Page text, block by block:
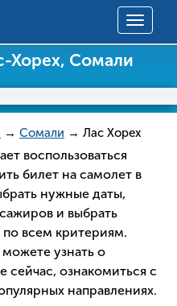
Toggle
Хорех, Сомали
→ Сомали → Лас Хорех
воспользоваться
билет на самолет в
нужные даты,
и выбрать
всем критериям.
узнать о
сейчас, ознакомиться с
направлениях.